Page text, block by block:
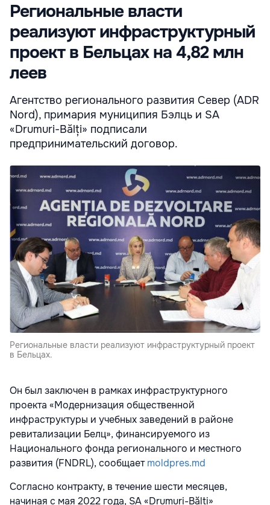
Региональные власти
реализуют инфраструктурный
проект в Бельцах на 4,82 млн
леев
Агентство регионального развития Север (ADR
Nord), примария муниципия Бэлць и SA
«Drumuri-Bălți» подписали
предпринимательский договор.
Региональные власти реализуют инфраструктурный проект
в Бельцах.
Он был заключен в рамках инфраструктурного
проекта «Модернизация общественной
инфраструктуры и учебных заведений в районе
ревитализации Белц», финансируемого из
Национального фонда регионального и местного
развития (FNDRL), сообщаетmoldpres.md
Согласно контракту, в течение шести месяцев,
начиная с мая 2022 года, SA «Drumuri-Bălți»